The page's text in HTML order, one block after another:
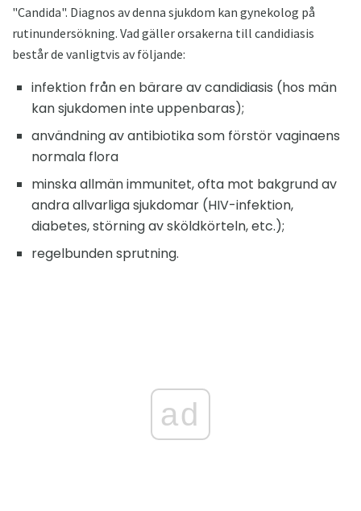
"Candida". Diagnos av denna sjukdom kan gynekolog på
rutinundersökning. Vad gäller orsakerna till candidiasis
består de vanligtvis av följande:
infektion från en bärare av candidiasis (hos män
kan sjukdomen inte uppenbaras);
användning av antibiotika som förstör vaginaens
normala flora
minska allmän immunitet, ofta mot bakgrund av
andra allvarliga sjukdomar (HIV-infektion,
diabetes, störning av sköldkörteln, etc.);
regelbunden sprutning.
ad